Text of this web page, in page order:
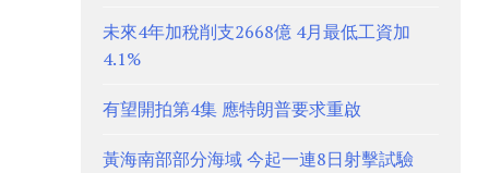
未來4年加稅削支2668億 4月最低工資加
4.1%
有望開拍第4集 應特朗普要求重啟
黃海南部部分海域 今起一連8日射擊試驗